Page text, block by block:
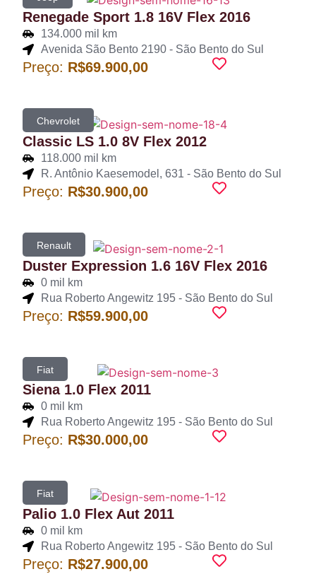
Renegade Sport 1.8 16V Flex 2016
134.000 mil km
Avenida São Bento 2190 - São Bento do Sul
Preço: R$69.900,00
Chevrolet
Classic LS 1.0 8V Flex 2012
118.000 mil km
R. Antônio Kaesemodel, 631 - São Bento do Sul
Preço: R$30.900,00
Renault
Duster Expression 1.6 16V Flex 2016
0 mil km
Rua Roberto Angewitz 195 - São Bento do Sul
Preço: R$59.900,00
Fiat
Siena 1.0 Flex 2011
0 mil km
Rua Roberto Angewitz 195 - São Bento do Sul
Preço: R$30.000,00
Fiat
Palio 1.0 Flex Aut 2011
0 mil km
Rua Roberto Angewitz 195 - São Bento do Sul
Preço: R$27.900,00